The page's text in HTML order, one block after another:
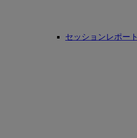
セッションレポート